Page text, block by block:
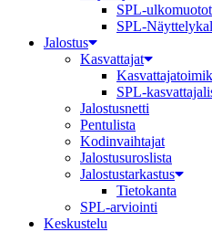
SPL-
SPL-
Jalostus
Kasvattajat
SPL-
Jalostusnetti
Pentulista
Kodinvaihtajat
Jalostusuroslista
Jalostustarkastus
Tietokanta
SPL-arviointi
Keskustelu